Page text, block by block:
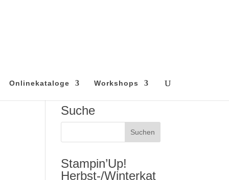
Onlinekataloge Workshops
Suche
Stampin’Up!
Herbst-/Winterkat